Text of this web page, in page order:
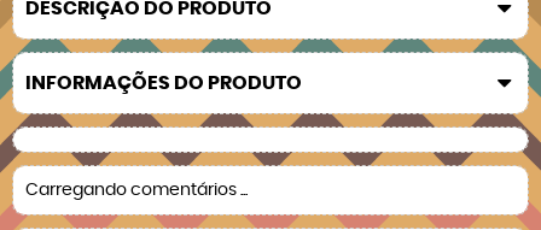
DESCRIÇÃO DO PRODUTO
INFORMAÇÕES DO PRODUTO
Carregando comentários ...